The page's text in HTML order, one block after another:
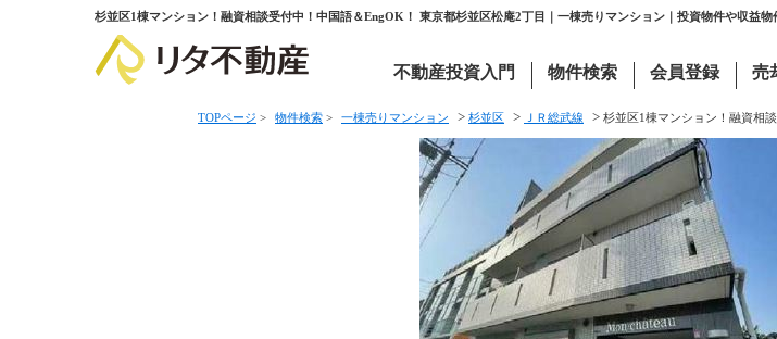
杉並区1棟マンション！融資相談受付中！中国語＆EngOK！ 東京都杉並区松庵2丁目｜一棟売りマンション｜投資物件や収益
不動産投資入門 物件検索 会員登録 売
TOPページ > 物件検索 > 一棟売りマンション > 杉並区 > ＪＲ総武線 > 杉並区1棟マンション！融資相